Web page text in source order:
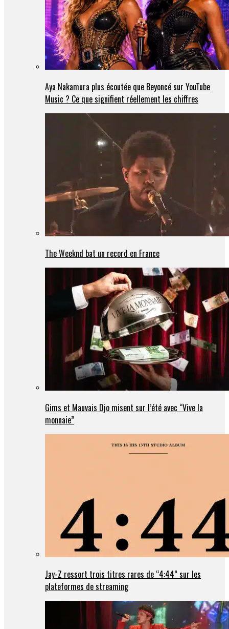
Aya Nakamura plus écoutée que Beyoncé sur YouTube
Music ? Ce que signifient réellement les chiffres
The Weeknd bat un record en France
Gims et Mauvais Djo misent sur l’été avec “Vive la
monnaie”
Jay-Z ressort trois titres rares de “4:44” sur les
plateformes de streaming